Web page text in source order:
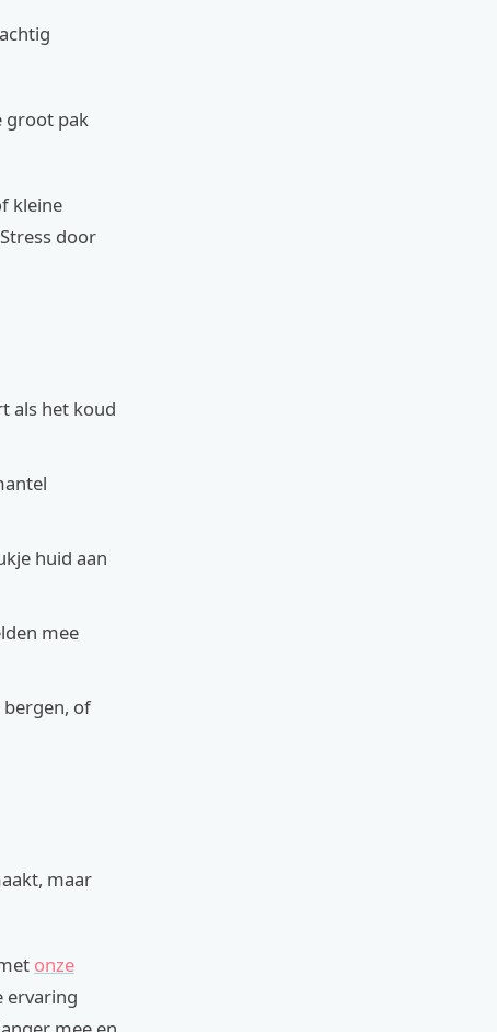
groot pak
kleine
door
als het koud
huid aan
mee
of
maar
onze
ervaring